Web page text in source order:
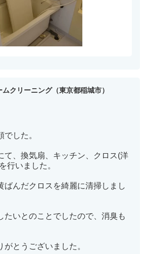
クリーニング（東京都稲城市）
した。
て、換気扇、キッチン、クロス(洋
行いました。
ばんだクロスを綺麗に清掃しまし
たいとのことでしたので、消臭も
がとうございました。